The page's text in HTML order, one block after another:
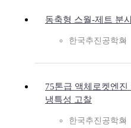
동축형 스월-제트 분
한국추진공학회
75톤급 액체로켓엔
냉특성 고찰
한국추진공학회